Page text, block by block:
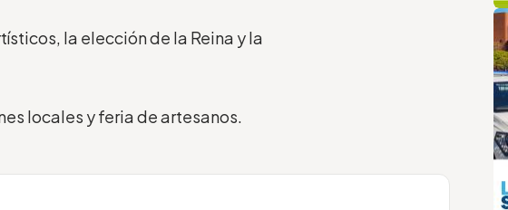
la elección de la Reina y la
locales y feria de artesanos.